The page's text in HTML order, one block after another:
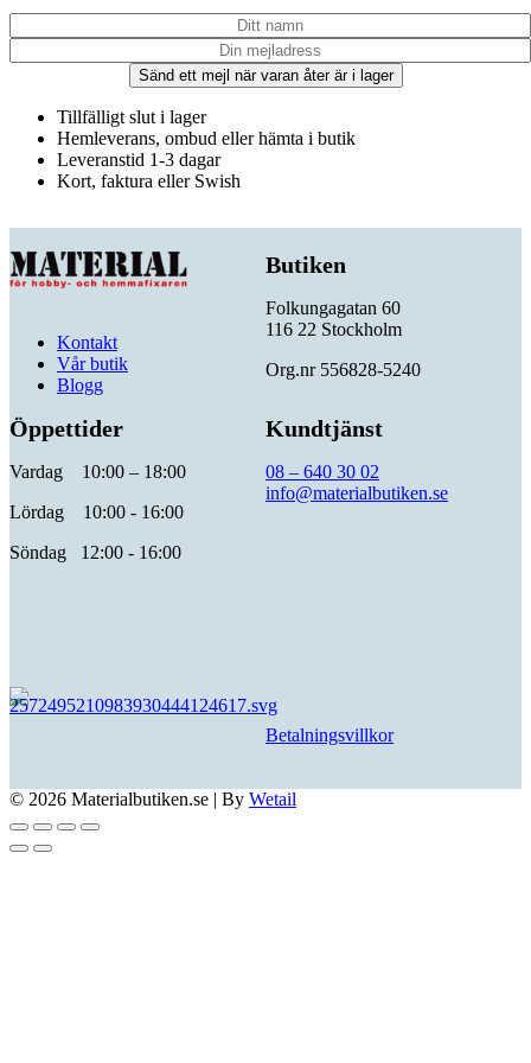
Sänd ett mejl när varan åter är i lager
Tillfälligt slut i lager
Hemleverans, ombud eller hämta i butik
Leveranstid 1-3 dagar
Kort, faktura eller Swish
Kontakt
Vår butik
Blogg
Butiken
Folkungagatan 60
116 22 Stockholm
Org.nr 556828-5240
Öppettider
Vardag 10:00 – 18:00
Lördag 10:00 - 16:00
Söndag 12:00 - 16:00
Kundtjänst
08 – 640 30 02
info@materialbutiken.se
Betalningsvillkor
© 2026 Materialbutiken.se | By Wetail